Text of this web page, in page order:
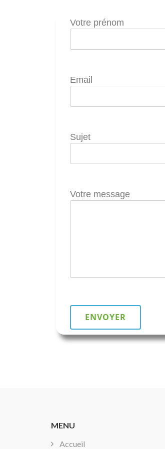
Votre prénom
Email
Sujet
Votre message
MENU
Accueil